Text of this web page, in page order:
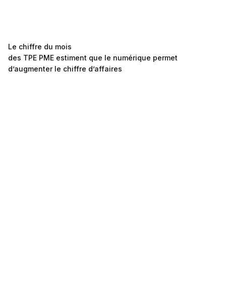
Le chiffre du mois
des TPE PME estiment que le numérique permet
d’augmenter le chiffre d’affaires